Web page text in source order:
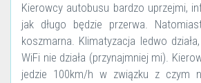
Kierowcy autobusu bardzo uprzejmi,
jak długo będzie przerwa.
koszmarna. Klimatyzacja ledwo
WiFi nie działa (przynajmniej mi).
jedzie 100km/h w związku z czym